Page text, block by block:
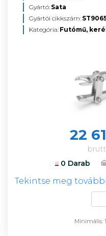
Gyártó: Sata
Gyártói cikkszám:
Kategória: Futómű,
22
0 Darab
Tekintse meg
Minimális: